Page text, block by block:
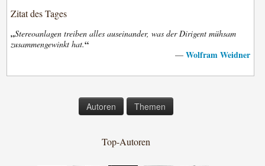
Zitat des Tages
„Stereoanlagen treiben alles auseinander, was der Dirigent mühsam
zusammengewinkt hat.“
— Wolfram Weidner
Autoren Themen
Top-Autoren